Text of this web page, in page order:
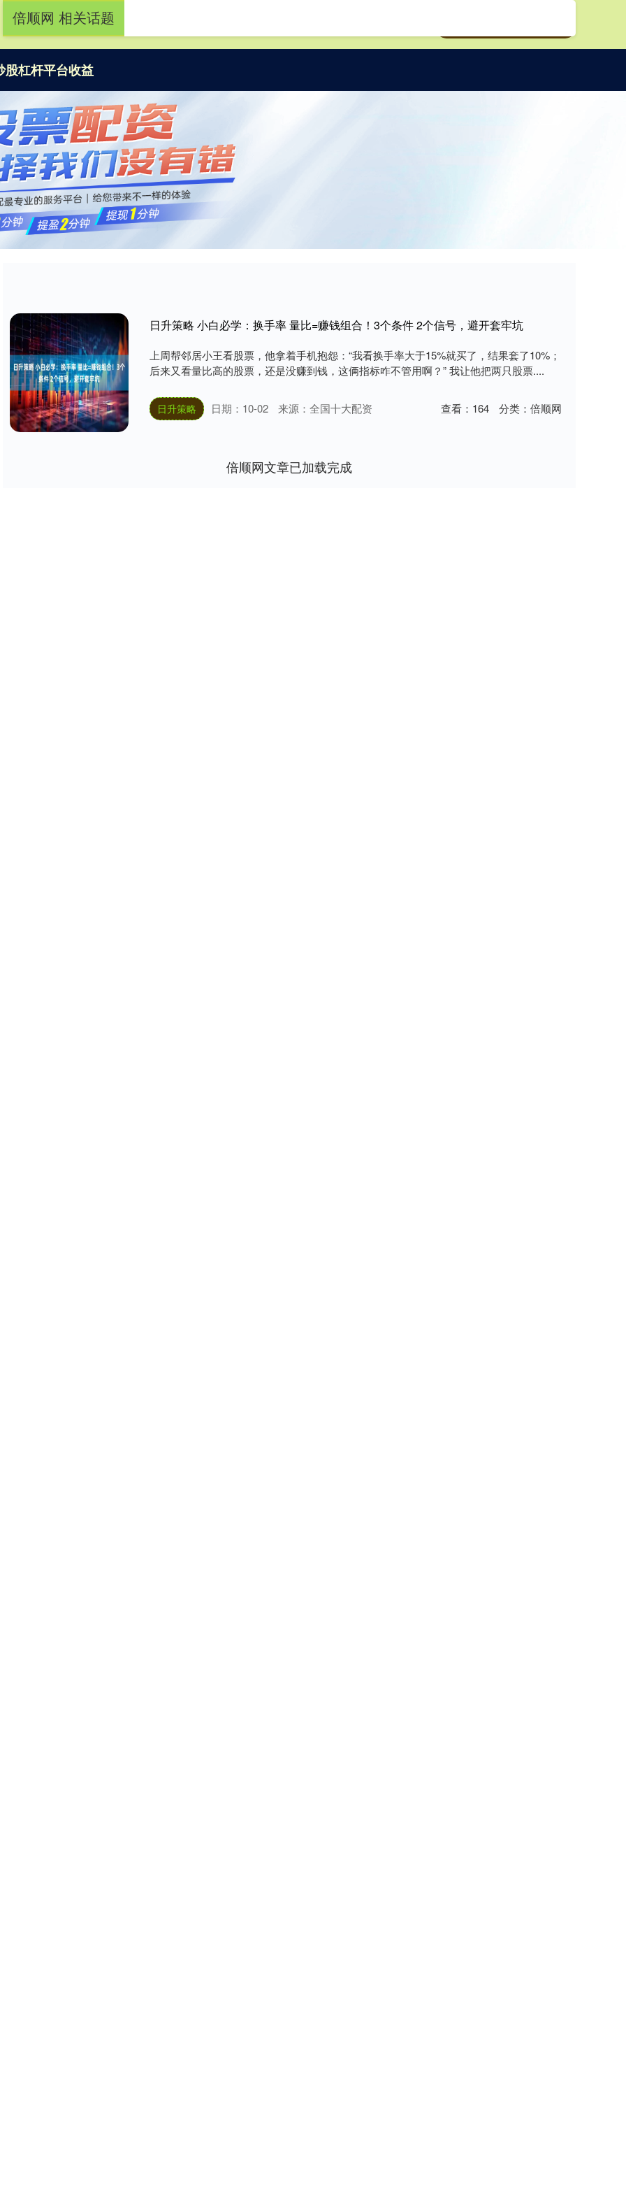
股杠杆平台收益
倍顺网 相关话题
日升策略 小白必学：换手率 量比=赚钱组合！3个条件 2个信号，避开套牢坑
上周帮邻居小王看股票，他拿着手机抱怨：“我看换手率大于15%就买了，结果套了10%；
后来又看量比高的股票，还是没赚到钱，这俩指标咋不管用啊？” 我让他把两只股票....
日升策略 日期：10-02 来源：全国十大配资 查看： 164 分类： 倍顺网
倍顺网文章已加载完成